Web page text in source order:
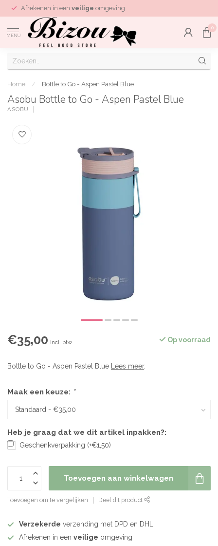
Afrekenen in een veilige omgeving
MENU
0
Home / Bottle to Go - Aspen Pastel Blue
Asobu Bottle to Go - Aspen Pastel Blue
ASOBU
€35,00 Incl. btw Op voorraad
Bottle to Go - Aspen Pastel Blue Lees meer.
Maak een keuze: *
Heb je graag dat we dit artikel inpakken?:
Geschenkverpakking (+€1,50)
Toevoegen aan winkelwagen
Toevoegen om te vergelijken Deel dit product
Verzekerde verzending met DPD en DHL
Afrekenen in een veilige omgeving